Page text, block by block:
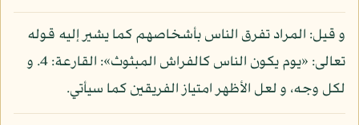
و قيل: المراد تفرق الناس بأشخاصهم كما يشير إليه قوله
تعالى: «يوم يكون الناس كالفراش المبثوث»: القارعة: 4. و
لكل وجه، و لعل الأظهر امتياز الفريقين كما سيأتي.